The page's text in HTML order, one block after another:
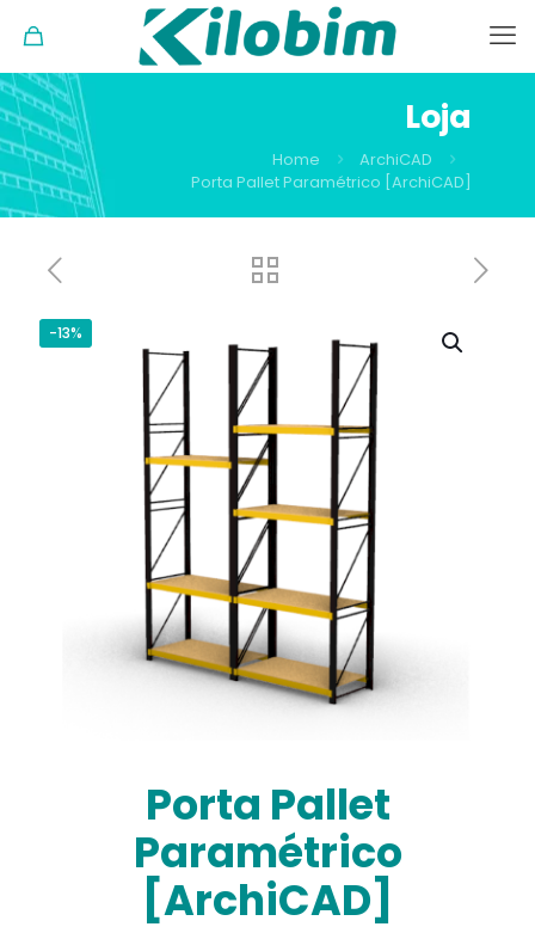
Loja
Home
ArchiCAD
Porta Pallet Paramétrico [ArchiCAD]
-13%
Porta Pallet
Paramétrico
[ArchiCAD]